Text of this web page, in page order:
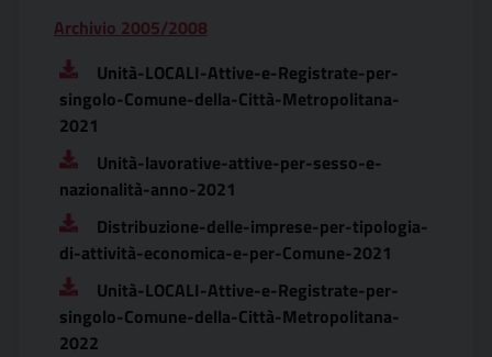
Archivio 2005/2008
Unità-LOCALI-Attive-e-Registrate-per-
singolo-Comune-della-Città-Metropolitana-
2021
Unità-lavorative-attive-per-sesso-e-
nazionalità-anno-2021
Distribuzione-delle-imprese-per-tipologia-
di-attività-economica-e-per-Comune-2021
Unità-LOCALI-Attive-e-Registrate-per-
singolo-Comune-della-Città-Metropolitana-
2022